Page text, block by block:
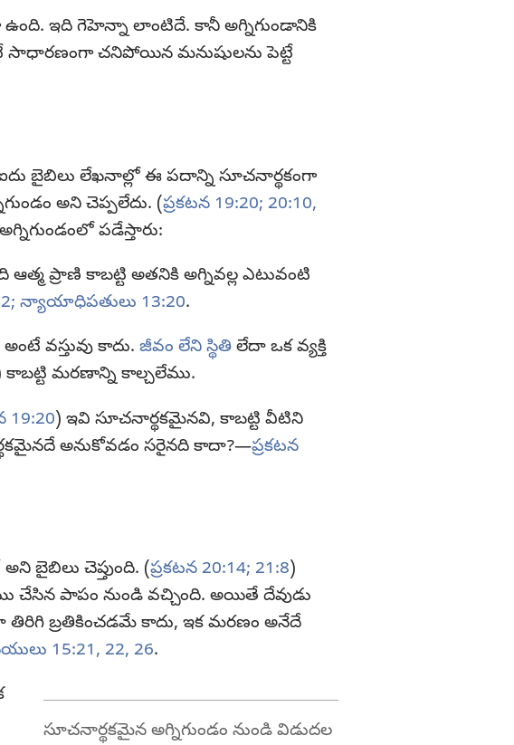
ఇది గెహెన్నా లాంటిదే. కానీ అగ్నిగుండానికి
చనిపోయిన మనుషులను పెట్టే
ఐదు బైబిలు లేఖనాల్లో ఈ పదాన్ని సూచనార్థకంగా
అని చెప్పలేదు. (ప్రకటన 19:20; 20:10,
పడేస్తారు:
ప్రాణి కాబట్టి అతనికి అగ్నివల్ల ఎటువంటి
న్యాయాధిపతులు 13:20.
వస్తువు కాదు. జీవం లేని స్థితిలేదా ఒక వ్యక్తి
కాబట్టి మరణాన్ని కాల్చలేము.
19:20) ఇవి సూచనార్థకమైనవి, కాబట్టి వీటిని
అనుకోవడం సరైనది కాదా?—ప్రకటన
బైబిలు చెప్తుంది. (ప్రకటన 20:14; 21:8)
చేసిన పాపం నుండి వచ్చింది. అయితే దేవుడు
తిరిగి బ్రతికించడమే కాదు, ఇక మరణం అనేదే
15:21, 22, 26.
సూచనార్థకమైన అగ్నిగుండం నుండి విడుదల